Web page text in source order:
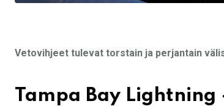
Vetovihjeet tulevat torstain ja perjantain
Tampa Bay